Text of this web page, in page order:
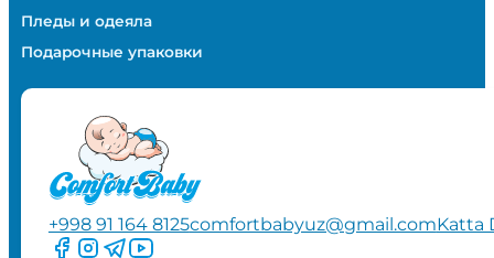
Пледы и одеяла
Подарочные упаковки
+998 91 164 8125comfortbabyuz@gmail.comKatta
Следите за нами на Facebook
Следите за нами в Instagram
Следите за нами в Telegram
Следите за нами в YouTube